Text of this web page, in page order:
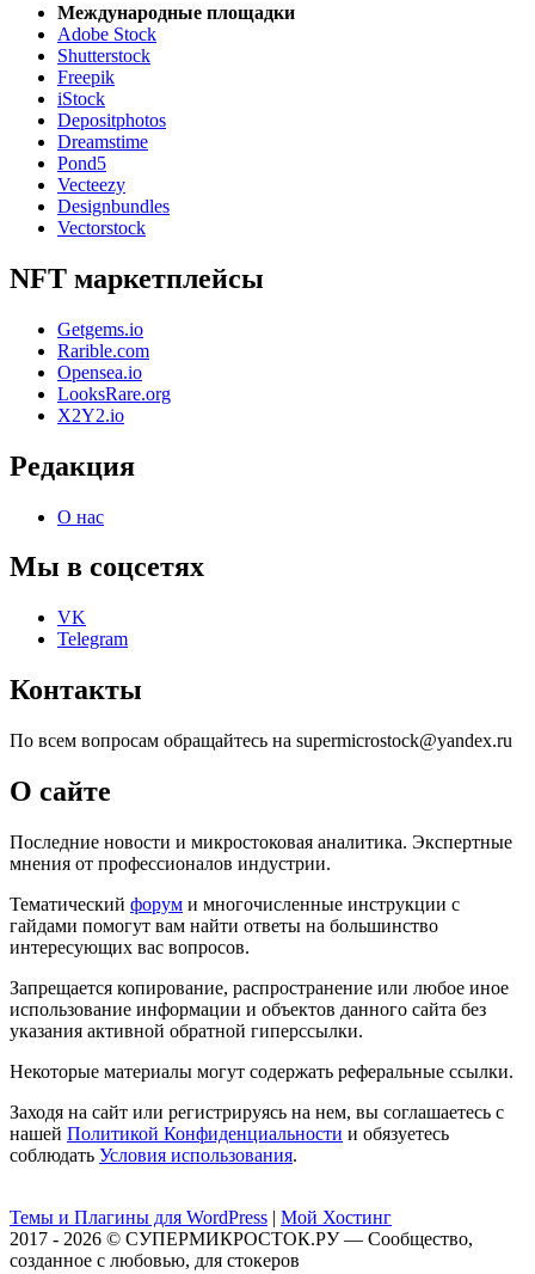
Международные площадки
Adobe Stock
Shutterstock
Freepik
iStock
Depositphotos
Dreamstime
Pond5
Vecteezy
Designbundles
Vectorstock
NFT маркетплейсы
Getgems.io
Rarible.com
Opensea.io
LooksRare.org
X2Y2.io
Редакция
О нас
Мы в соцсетях
VK
Telegram
Контакты
По всем вопросам обращайтесь на supermicrostock@yandex.ru
О сайте
Последние новости и микростоковая аналитика. Экспертные
мнения от профессионалов индустрии.
Тематический форум и многочисленные инструкции с
гайдами помогут вам найти ответы на большинство
интересующих вас вопросов.
Запрещается копирование, распространение или любое иное
использование информации и объектов данного сайта без
указания активной обратной гиперссылки.
Некоторые материалы могут содержать реферальные ссылки.
Заходя на сайт или регистрируясь на нем, вы соглашаетесь с
нашей Политикой Конфиденциальности и обязуетесь
соблюдать Условия использования.
Темы и Плагины для WordPress | Мой Хостинг
2017 - 2026 © СУПЕРМИКРОСТОК.РУ — Сообщество,
созданное с любовью, для стокеров